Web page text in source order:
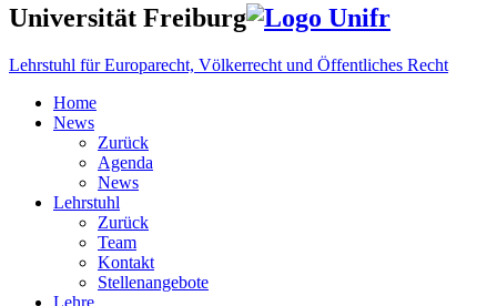
Universität Freiburg
Lehrstuhl für Europarecht, Völkerrecht und Öffentliches Recht
Home
News
Zurück
Agenda
News
Lehrstuhl
Zurück
Team
Kontakt
Stellenangebote
Lehre